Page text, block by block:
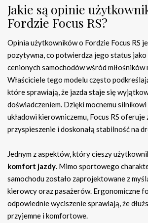
Jakie są opinie
Fordzie Focus RS?
Opinia użytkowników o Fordzie Focus RS
pozytywna, co potwierdza jego status
cenionych samochodów wśród
Właściciele tego modelu często
które sprawiają, że jazda staje się
doświadczeniem. Dzięki mocnemu
układowi kierowniczemu, Focus RS oferuje
przyspieszenie i doskonałą stabilność na
Jednym z aspektów, który cieszy
komfort jazdy. Mimo sportowego
samochodu zostało zaprojektowane z
kierowcy oraz pasażerów. Ergonomiczne
odpowiednie wyciszenie sprawiają, że
przyjemne i komfortowe.